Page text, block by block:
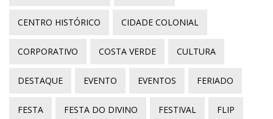
CENTRO HISTÓRICO CIDADE COLONIAL
CORPORATIVO COSTA VERDE CULTURA
DESTAQUE EVENTO EVENTOS FERIADO
FESTA FESTA DO DIVINO FESTIVAL FLIP